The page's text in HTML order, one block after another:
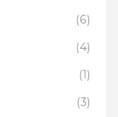
(6)
(4)
(1)
(3)